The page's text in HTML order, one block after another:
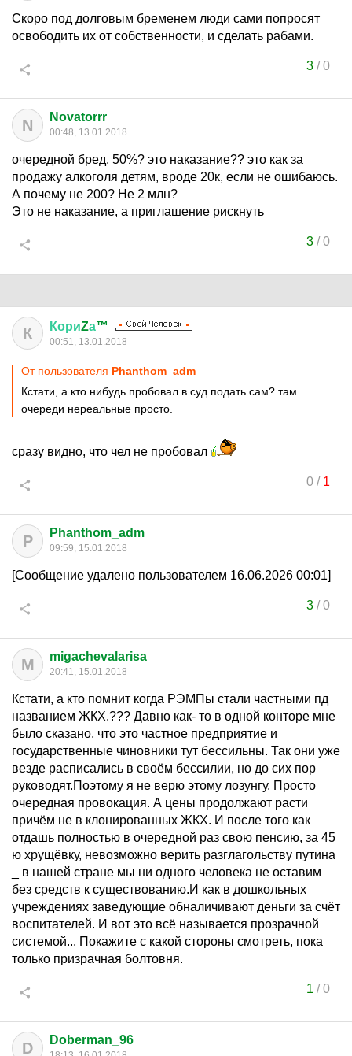
Скоро под долговым бременем люди сами попросят
освободить их от собственности, и сделать рабами.
3/0
N Novatorrr
00:48, 13.01.2018
очередной бред. 50%? это наказание?? это как за
продажу алкоголя детям, вроде 20к, если не ошибаюсь.
А почему не 200? Не 2 млн?
Это не наказание, а приглашение рискнуть
3/0
К КориZа™
00:51, 13.01.2018
От пользователя Phanthom_adm
Кстати, а кто нибудь пробовал в суд подать сам? там
очереди нереальные просто.
сразу видно, что чел не пробовал
0/ 1
P Phanthom_adm
09:59, 15.01.2018
[Сообщение удалено пользователем 16.06.2026 00:01]
3/0
M migachevalarisa
20:41, 15.01.2018
Кстати, а кто помнит когда РЭМПы стали частными пд
названием ЖКХ.??? Давно как- то в одной конторе мне
было сказано, что это частное предприятие и
государственные чиновники тут бессильны. Так они уже
везде расписались в своём бессилии, но до сих пор
руководят.Поэтому я не верю этому лозунгу. Просто
очередная провокация. А цены продолжают расти
причём не в клонированных ЖКХ. И после того как
отдашь полностью в очередной раз свою пенсию, за 45
ю хрущёвку, невозможно верить разглагольству путина
_ в нашей стране мы ни одного человека не оставим
без средств к существованию.И как в дошкольных
учреждениях заведующие обналичивают деньги за счёт
воспитателей. И вот это всё называется прозрачной
системой... Покажите с какой стороны смотреть, пока
только призрачная болтовня.
1 /0
D Doberman_96